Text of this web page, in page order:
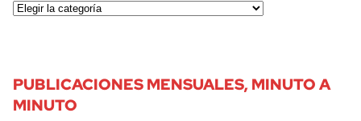
PUBLICACIONES MENSUALES, MINUTO A
MINUTO